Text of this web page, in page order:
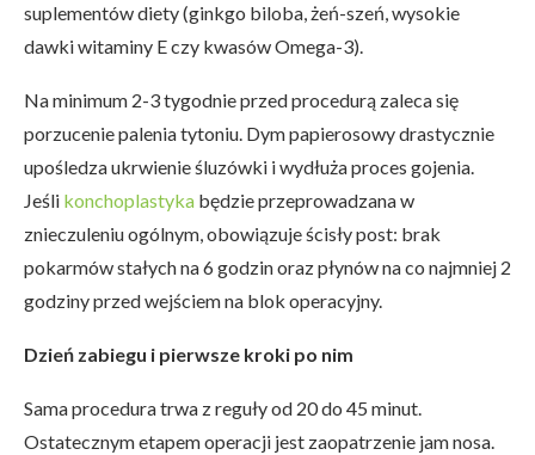
suplementów diety (ginkgo biloba, żeń-szeń, wysokie
dawki witaminy E czy kwasów Omega-3).
Na minimum 2-3 tygodnie przed procedurą zaleca się
porzucenie palenia tytoniu. Dym papierosowy drastycznie
upośledza ukrwienie śluzówki i wydłuża proces gojenia.
Jeśli konchoplastyka będzie przeprowadzana w
znieczuleniu ogólnym, obowiązuje ścisły post: brak
pokarmów stałych na 6 godzin oraz płynów na co najmniej 2
godziny przed wejściem na blok operacyjny.
Dzień zabiegu i pierwsze kroki po nim
Sama procedura trwa z reguły od 20 do 45 minut.
Ostatecznym etapem operacji jest zaopatrzenie jam nosa.